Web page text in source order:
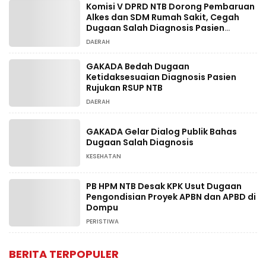
Komisi V DPRD NTB Dorong Pembaruan
Alkes dan SDM Rumah Sakit, Cegah
Dugaan Salah Diagnosis Pasien
Rujukan Bima-Dompu
DAERAH
GAKADA Bedah Dugaan
Ketidaksesuaian Diagnosis Pasien
Rujukan RSUP NTB
DAERAH
GAKADA Gelar Dialog Publik Bahas
Dugaan Salah Diagnosis
KESEHATAN
PB HPM NTB Desak KPK Usut Dugaan
Pengondisian Proyek APBN dan APBD di
Dompu
PERISTIWA
BERITA TERPOPULER